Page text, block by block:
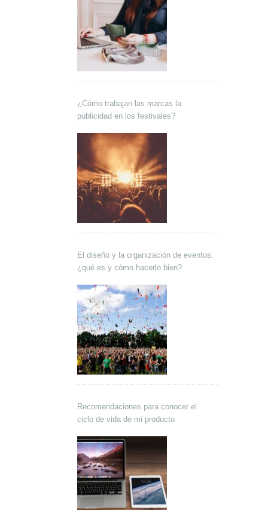
¿Cómo trabajan las marcas la
publicidad en los festivales?
El diseño y la organización de eventos:
¿qué es y cómo hacerlo bien?
Recomendaciones para conocer el
ciclo de vida de mi producto